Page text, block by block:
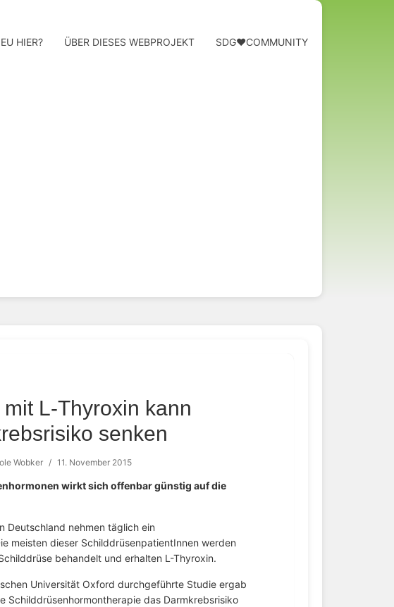
HIER? ÜBER DIESES WEBPROJEKT SDG❤️COMMUNITY
L-Thyroxin kann
senken
Wobker / 11. November 2015
wirkt sich offenbar günstig auf die
Deutschland nehmen täglich ein
meisten dieser SchilddrüsenpatientInnen werden
behandelt und erhalten L-Thyroxin.
Universität Oxford durchgeführte Studie ergab
Schilddrüsenhormontherapie das Darmkrebsrisiko